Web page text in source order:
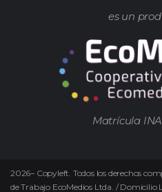
es un
Matrícula
2026– Copyleft. Todos los derechos
de Trabajo EcoMedios Ltda. / Domicilio